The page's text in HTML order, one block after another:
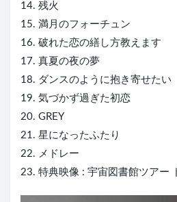
14. 残火
15. 満月のフォーチュン
16. 破れた恋の繕し方教えます
17. 真夏の夜の夢
18. ダンスのように抱き寄せたい
19. 気づかず過ぎた初恋
20. GREY
21. 星になったふたり
22. メドレー
23. 特典映像 : 宇宙図書館ツアー